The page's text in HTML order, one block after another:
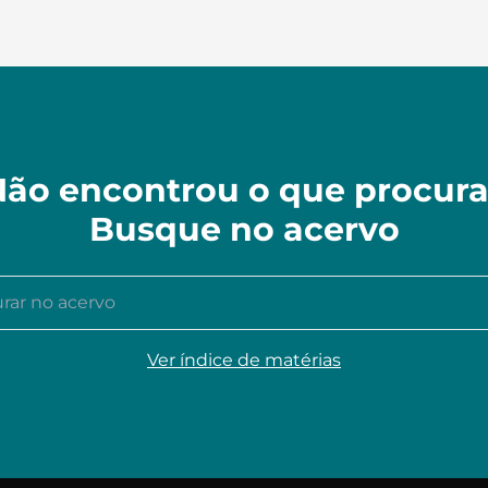
encontrou o que
Busque no acervo
acervo
Ver índice de matérias